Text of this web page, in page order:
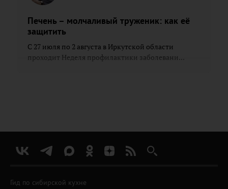
Печень – молчаливый труженик: как её
защитить
С 27 июля по 2 августа в Иркутской области
проходит Неделя профилактики заболевани...
Гид по сибирской кухне